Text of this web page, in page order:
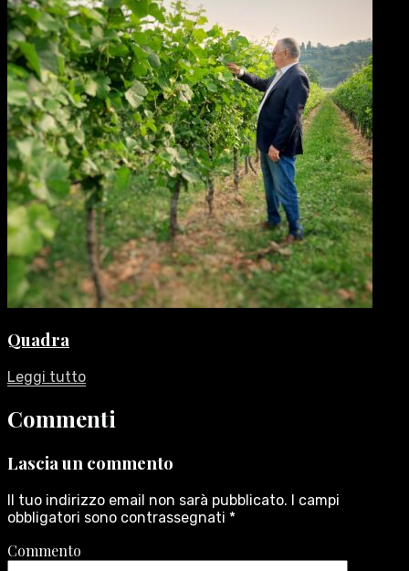
Quadra
Leggi tutto
Commenti
Lascia un commento
Il tuo indirizzo email non sarà pubblicato. I campi
obbligatori sono contrassegnati *
Commento